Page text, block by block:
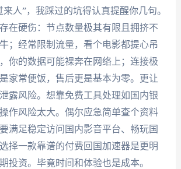
人”，我踩过的坑得认真提醒你几句。
在硬伤：节点数量极其有限且拥挤不
；经常限制流量，看个电影都提心吊
你的数据可能裸奔在网络上；连接极
家常便饭，售后更是基本为零。更让
露风险。想靠免费工具处理如国内银
作风险太大。偶尔应急简单查个资料
满足稳定访问国内影音平台、畅玩国
择一款靠谱的付费回国加速器是更明
投资。毕竟时间和体验也是成本。